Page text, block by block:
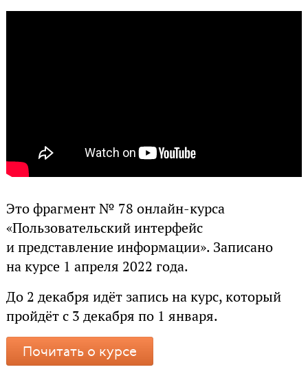
Это фрагмент № 78 онлайн-курса
«Пользовательский интерфейс
и представление информации». Записано
на курсе 1 апреля 2022 года.
До 2 декабря идёт запись на курс, который
пройдёт с 3 декабря по 1 января.
Почитать о курсе